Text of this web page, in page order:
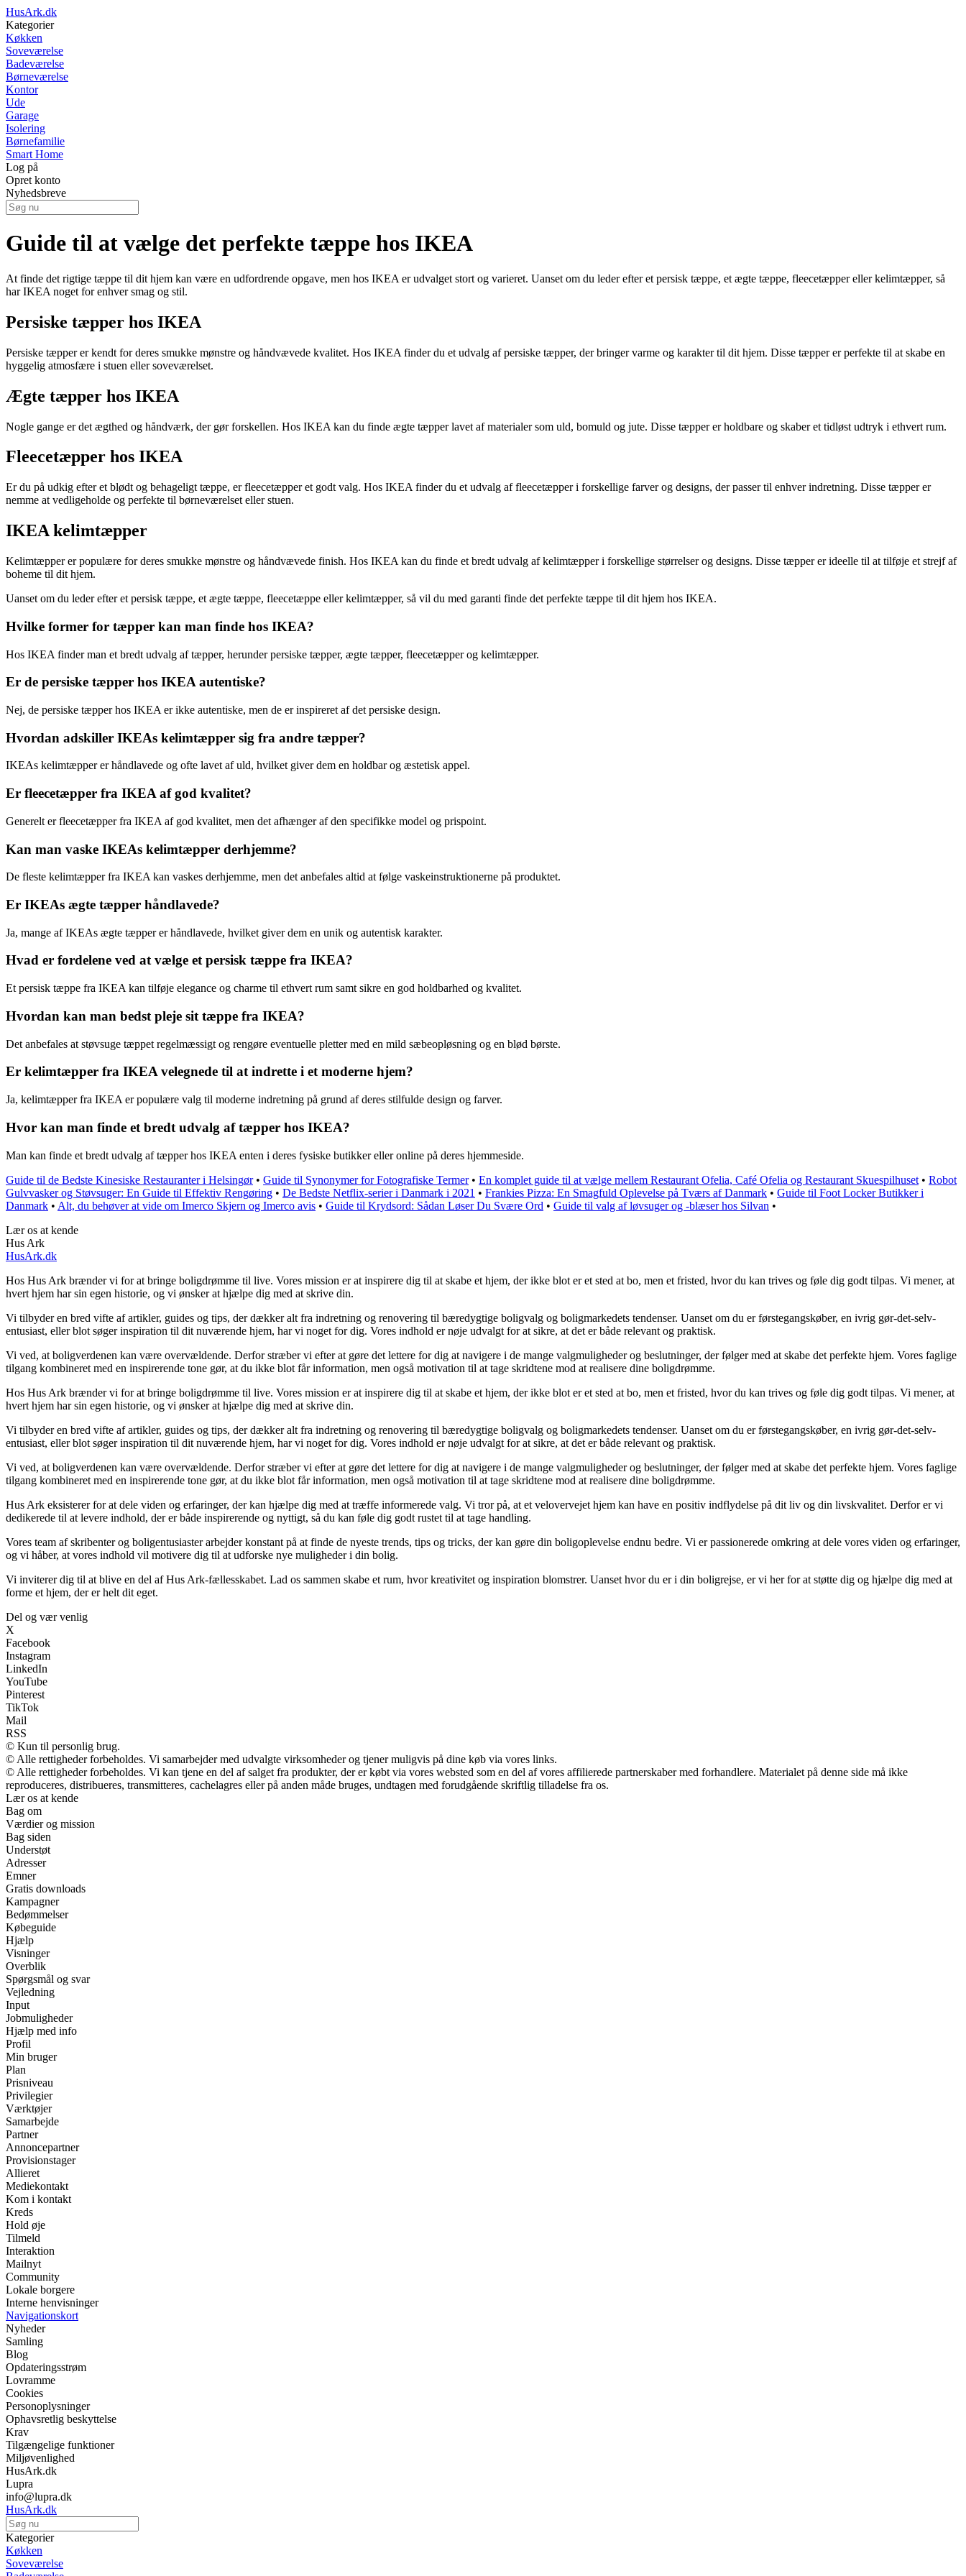
HusArk.dk
Kategorier
Køkken
Soveværelse
Badeværelse
Børneværelse
Kontor
Ude
Garage
Isolering
Børnefamilie
Smart Home
Log på
Opret konto
Nyhedsbreve
Guide til at vælge det perfekte tæppe hos IKEA
At finde det rigtige tæppe til dit hjem kan være en udfordrende opgave, men hos IKEA er udvalget stort og varieret. Uanset om du leder efter et persisk tæppe, et ægte tæppe, fleecetæpper eller kelimtæpper, så
har IKEA noget for enhver smag og stil.
Persiske tæpper hos IKEA
Persiske tæpper er kendt for deres smukke mønstre og håndvævede kvalitet. Hos IKEA finder du et udvalg af persiske tæpper, der bringer varme og karakter til dit hjem. Disse tæpper er perfekte til at skabe en
hyggelig atmosfære i stuen eller soveværelset.
Ægte tæpper hos IKEA
Nogle gange er det ægthed og håndværk, der gør forskellen. Hos IKEA kan du finde ægte tæpper lavet af materialer som uld, bomuld og jute. Disse tæpper er holdbare og skaber et tidløst udtryk i ethvert rum.
Fleecetæpper hos IKEA
Er du på udkig efter et blødt og behageligt tæppe, er fleecetæpper et godt valg. Hos IKEA finder du et udvalg af fleecetæpper i forskellige farver og designs, der passer til enhver indretning. Disse tæpper er
nemme at vedligeholde og perfekte til børneværelset eller stuen.
IKEA kelimtæpper
Kelimtæpper er populære for deres smukke mønstre og håndvævede finish. Hos IKEA kan du finde et bredt udvalg af kelimtæpper i forskellige størrelser og designs. Disse tæpper er ideelle til at tilføje et strejf af
boheme til dit hjem.
Uanset om du leder efter et persisk tæppe, et ægte tæppe, fleecetæppe eller kelimtæpper, så vil du med garanti finde det perfekte tæppe til dit hjem hos IKEA.
Hvilke former for tæpper kan man finde hos IKEA?
Hos IKEA finder man et bredt udvalg af tæpper, herunder persiske tæpper, ægte tæpper, fleecetæpper og kelimtæpper.
Er de persiske tæpper hos IKEA autentiske?
Nej, de persiske tæpper hos IKEA er ikke autentiske, men de er inspireret af det persiske design.
Hvordan adskiller IKEAs kelimtæpper sig fra andre tæpper?
IKEAs kelimtæpper er håndlavede og ofte lavet af uld, hvilket giver dem en holdbar og æstetisk appel.
Er fleecetæpper fra IKEA af god kvalitet?
Generelt er fleecetæpper fra IKEA af god kvalitet, men det afhænger af den specifikke model og prispoint.
Kan man vaske IKEAs kelimtæpper derhjemme?
De fleste kelimtæpper fra IKEA kan vaskes derhjemme, men det anbefales altid at følge vaskeinstruktionerne på produktet.
Er IKEAs ægte tæpper håndlavede?
Ja, mange af IKEAs ægte tæpper er håndlavede, hvilket giver dem en unik og autentisk karakter.
Hvad er fordelene ved at vælge et persisk tæppe fra IKEA?
Et persisk tæppe fra IKEA kan tilføje elegance og charme til ethvert rum samt sikre en god holdbarhed og kvalitet.
Hvordan kan man bedst pleje sit tæppe fra IKEA?
Det anbefales at støvsuge tæppet regelmæssigt og rengøre eventuelle pletter med en mild sæbeopløsning og en blød børste.
Er kelimtæpper fra IKEA velegnede til at indrette i et moderne hjem?
Ja, kelimtæpper fra IKEA er populære valg til moderne indretning på grund af deres stilfulde design og farver.
Hvor kan man finde et bredt udvalg af tæpper hos IKEA?
Man kan finde et bredt udvalg af tæpper hos IKEA enten i deres fysiske butikker eller online på deres hjemmeside.
Guide til de Bedste Kinesiske Restauranter i Helsingør• Guide til Synonymer for Fotografiske Termer• En komplet guide til at vælge mellem Restaurant Ofelia, Café Ofelia og Restaurant Skuespilhuset • Robot
Gulvvasker og Støvsuger: En Guide til Effektiv Rengøring • De Bedste Netflix-serier i Danmark i 2021 • Frankies Pizza: En Smagfuld Oplevelse på Tværs af Danmark • Guide til Foot Locker Butikker i
Danmark • Alt, du behøver at vide om Imerco Skjern og Imerco avis • Guide til Krydsord: Sådan Løser Du Svære Ord • Guide til valg af løvsuger og -blæser hos Silvan •
Lær os at kende
Hus Ark
HusArk.dk
Hos Hus Ark brænder vi for at bringe boligdrømme til live. Vores mission er at inspirere dig til at skabe et hjem, der ikke blot er et sted at bo, men et fristed, hvor du kan trives og føle dig godt tilpas. Vi mener, at
hvert hjem har sin egen historie, og vi ønsker at hjælpe dig med at skrive din.
Vi tilbyder en bred vifte af artikler, guides og tips, der dækker alt fra indretning og renovering til bæredygtige boligvalg og boligmarkedets tendenser. Uanset om du er førstegangskøber, en ivrig gør-det-selv-
entusiast, eller blot søger inspiration til dit nuværende hjem, har vi noget for dig. Vores indhold er nøje udvalgt for at sikre, at det er både relevant og praktisk.
Vi ved, at boligverdenen kan være overvældende. Derfor stræber vi efter at gøre det lettere for dig at navigere i de mange valgmuligheder og beslutninger, der følger med at skabe det perfekte hjem. Vores faglige
tilgang kombineret med en inspirerende tone gør, at du ikke blot får information, men også motivation til at tage skridtene mod at realisere dine boligdrømme.
Hos Hus Ark brænder vi for at bringe boligdrømme til live. Vores mission er at inspirere dig til at skabe et hjem, der ikke blot er et sted at bo, men et fristed, hvor du kan trives og føle dig godt tilpas. Vi mener, at
hvert hjem har sin egen historie, og vi ønsker at hjælpe dig med at skrive din.
Vi tilbyder en bred vifte af artikler, guides og tips, der dækker alt fra indretning og renovering til bæredygtige boligvalg og boligmarkedets tendenser. Uanset om du er førstegangskøber, en ivrig gør-det-selv-
entusiast, eller blot søger inspiration til dit nuværende hjem, har vi noget for dig. Vores indhold er nøje udvalgt for at sikre, at det er både relevant og praktisk.
Vi ved, at boligverdenen kan være overvældende. Derfor stræber vi efter at gøre det lettere for dig at navigere i de mange valgmuligheder og beslutninger, der følger med at skabe det perfekte hjem. Vores faglige
tilgang kombineret med en inspirerende tone gør, at du ikke blot får information, men også motivation til at tage skridtene mod at realisere dine boligdrømme.
Hus Ark eksisterer for at dele viden og erfaringer, der kan hjælpe dig med at træffe informerede valg. Vi tror på, at et velovervejet hjem kan have en positiv indflydelse på dit liv og din livskvalitet. Derfor er vi
dedikerede til at levere indhold, der er både inspirerende og nyttigt, så du kan føle dig godt rustet til at tage handling.
Vores team af skribenter og boligentusiaster arbejder konstant på at finde de nyeste trends, tips og tricks, der kan gøre din boligoplevelse endnu bedre. Vi er passionerede omkring at dele vores viden og erfaringer,
og vi håber, at vores indhold vil motivere dig til at udforske nye muligheder i din bolig.
Vi inviterer dig til at blive en del af Hus Ark-fællesskabet. Lad os sammen skabe et rum, hvor kreativitet og inspiration blomstrer. Uanset hvor du er i din boligrejse, er vi her for at støtte dig og hjælpe dig med at
forme et hjem, der er helt dit eget.
Del og vær venlig
X
Facebook
Instagram
LinkedIn
YouTube
Pinterest
TikTok
Mail
RSS
© Kun til personlig brug.
© Alle rettigheder forbeholdes. Vi samarbejder med udvalgte virksomheder og tjener muligvis på dine køb via vores links.
© Alle rettigheder forbeholdes. Vi kan tjene en del af salget fra produkter, der er købt via vores websted som en del af vores affilierede partnerskaber med forhandlere. Materialet på denne side må ikke
reproduceres, distribueres, transmitteres, cachelagres eller på anden måde bruges, undtagen med forudgående skriftlig tilladelse fra os.
Lær os at kende
Bag om
Værdier og mission
Bag siden
Understøt
Adresser
Emner
Gratis downloads
Kampagner
Bedømmelser
Købeguide
Hjælp
Visninger
Overblik
Spørgsmål og svar
Vejledning
Input
Jobmuligheder
Hjælp med info
Profil
Min bruger
Plan
Prisniveau
Privilegier
Værktøjer
Samarbejde
Partner
Annoncepartner
Provisionstager
Allieret
Mediekontakt
Kom i kontakt
Kreds
Hold øje
Tilmeld
Interaktion
Mailnyt
Community
Lokale borgere
Interne henvisninger
Navigationskort
Nyheder
Samling
Blog
Opdateringsstrøm
Lovramme
Cookies
Personoplysninger
Ophavsretlig beskyttelse
Krav
Tilgængelige funktioner
Miljøvenlighed
HusArk.dk
Lupra
info@lupra.dk
HusArk.dk
Kategorier
Køkken
Soveværelse